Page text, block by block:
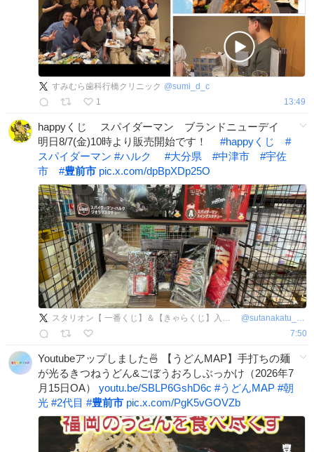
すみむら歯科行橋クリニック @sumi_d_c
1
13:49
happyくじ スパイダーマン ブランドニューデイ
明日8/7(金)10時より販売開始です！ #happyくじ
#
スパイダーマン #ハルク #大分県 #中津市 #宇佐
市
#豊前市 pic.x.com/dpBpXDp25O
スタリオン【 一番くじ】＆【きゃらくじ】入荷情報 @sutanakatu_kuji
7:50
Youtubeアップしました🍜 【うどんMAP】手打ちの麺
が光るきつねうどん&ごぼうおろしぶっかけ（2026年7
月15日OA） youtu.be/SBLP6GshD6c #うどんMAP #朝
光 #2代目 #豊前市 pic.x.com/PgK5vGOVZb